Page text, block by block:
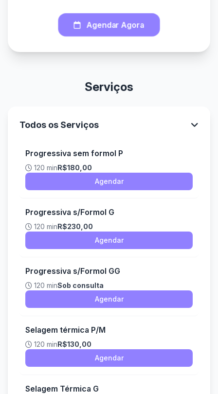
Agendar Agora
Serviços
Todos os Serviços
Progressiva sem formol P
120 minR$180,00
Agendar
Progressiva s/Formol G
120 minR$230,00
Agendar
Progressiva s/Formol GG
120 minSob consulta
Agendar
Selagem térmica P/M
120 minR$130,00
Agendar
Selagem Térmica G